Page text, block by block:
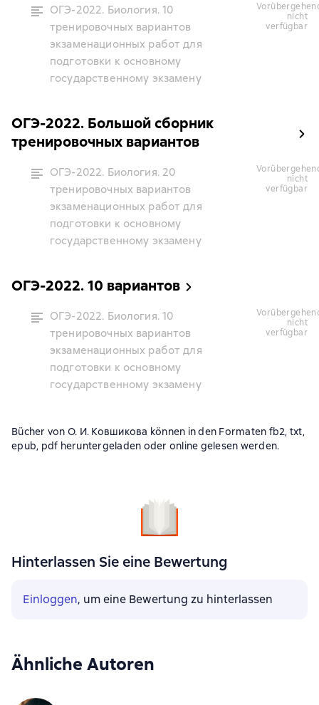
ОГЭ-2022. Биология. 10
тренировочных вариантов
экзаменационных работ для
подготовки к основному
государственному экзамену
vorübergehend
nicht
verfügbar
ОГЭ-2022. Большой сборник
тренировочных вариантов
ОГЭ-2022. Биология. 20
тренировочных вариантов
экзаменационных работ для
подготовки к основному
государственному экзамену
vorübergehend
nicht
verfügbar
ОГЭ-2022. 10 вариантов
ОГЭ-2022. Биология. 10
тренировочных вариантов
экзаменационных работ для
подготовки к основному
государственному экзамену
vorübergehend
nicht
verfügbar
Bücher von О. И. Ковшикова können in den Formaten fb2, txt,
epub, pdf heruntergeladen oder online gelesen werden.
Hinterlassen Sie eine Bewertung
Einloggen, um eine Bewertung zu hinterlassen
Ähnliche Autoren